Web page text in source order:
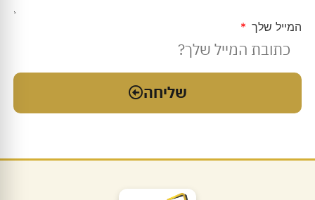
המייל שלך
שליחה